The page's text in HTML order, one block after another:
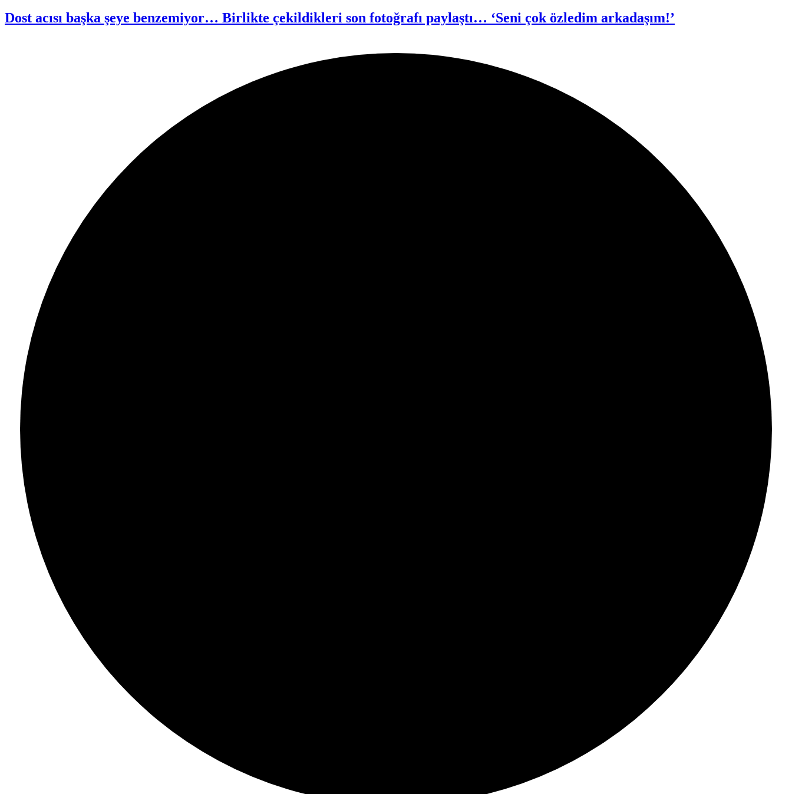
Dost acısı başka şeye benzemiyor… Birlikte çekildikleri son fotoğrafı paylaştı… ‘Seni çok özledim arkadaşım!’